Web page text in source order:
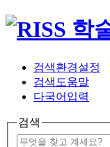
검색환경설정
검색도움말
다국어입력
검색